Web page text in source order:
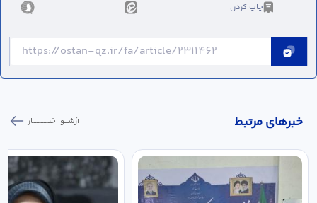
چاپ کردن
خبر‌های مرتبط آرشیو اخبـــــــــــار